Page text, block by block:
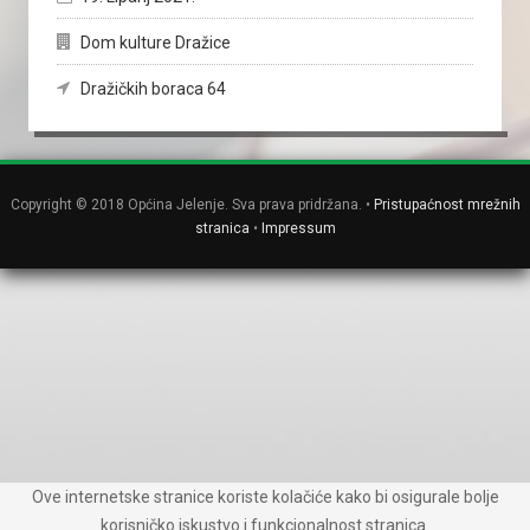
Dom kulture Dražice
Dražičkih boraca 64
Copyright © 2018 Općina Jelenje. Sva prava pridržana. • Pristupaćnost mrežnih
stranica • Impressum
Ove internetske stranice koriste kolačiće kako bi osigurale bolje
korisničko iskustvo i funkcionalnost stranica.